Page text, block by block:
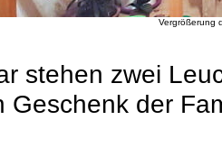
Vergrößerung
stehen zwei
Geschenk der